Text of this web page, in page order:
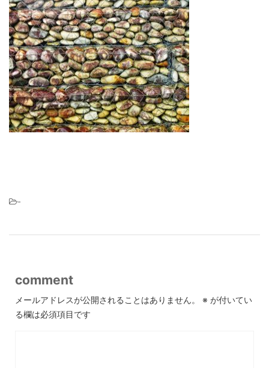
-
comment
メールアドレスが公開されることはありません。 ※ が付いてい
る欄は必須項目です